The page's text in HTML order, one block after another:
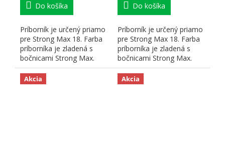
Do košíka
Príborník je určený priamo
pre Strong Max 18. Farba
príborníka je zladená s
bočnicami Strong Max.
Hrúbka použitého...
Do košíka
Príborník je určený priamo
pre Strong Max 18. Farba
príborníka je zladená s
bočnicami Strong Max.
Hrúbka použitého...
Akcia Akcia